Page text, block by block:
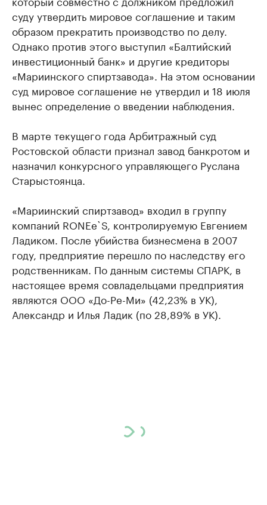
суду утвердить мировое соглашение и таким
образом прекратить производство по делу.
Однако против этого выступил «Балтийский
инвестиционный банк» и другие кредиторы
«Мариинского спиртзавода». На этом основании
суд мировое соглашение не утвердил и 18 июля
вынес определение о введении наблюдения.
В марте текущего года Арбитражный суд
Ростовской области признал завод банкротом и
назначил конкурсного управляющего Руслана
Старыстоянца.
«Мариинский спиртзавод» входил в группу
компаний RONEe`S, контролируемую Евгением
Ладиком. После убийства бизнесмена в 2007
году, предприятие перешло по наследству его
родственникам. По данным системы СПАРК, в
настоящее время совладельцами предприятия
являются ООО «До-Ре-Ми» (42,23% в УК),
Александр и Илья Ладик (по 28,89% в УК).